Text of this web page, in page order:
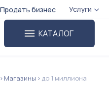
Продать бизнес Услуги
КАТАЛОГ
Магазины до 1 миллиона